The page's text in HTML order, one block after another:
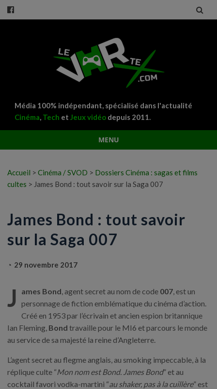
Média 100% indépendant, spécialisé dans l'actualité
Cinéma, Tech et Jeux vidéo depuis 2011.
MENU
Accueil > Cinéma / SVOD > Dossiers Cinéma : sagas et films
cultes > James Bond : tout savoir sur la Saga 007
James Bond : tout savoir
sur la Saga 007
29 novembre 2017
J ames Bond, agent secret au nom de code 007, est un
personnage de fiction emblématique du cinéma d’action.
Créé en 1953 par l’écrivain et ancien espion britannique
Ian Fleming, Bond travaille pour le MI6 et parcours le monde
au service de sa majesté la reine d’Angleterre.
L’agent secret au flegme anglais, au smoking impeccable, à la
réplique culte “Mon nom est Bond. James Bond” et au
cocktail favori vodka-martini “au shaker, pas à la cuillère” est